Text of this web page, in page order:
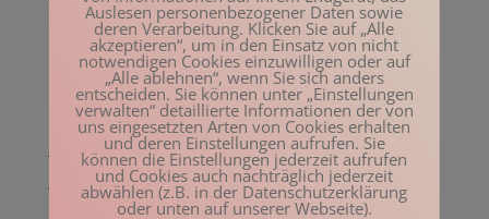
Dezember 2022
November 2022
Oktober 2022
August 2022
Juli 2022
Juni 2022
Auslesen personenbezogener Daten sowie
deren Verarbeitung. Klicken Sie auf „Alle
akzeptieren“, um in den Einsatz von nicht
notwendigen Cookies einzuwilligen oder auf
„Alle ablehnen“, wenn Sie sich anders
entscheiden. Sie können unter „Einstellungen
verwalten“ detaillierte Informationen der von
uns eingesetzten Arten von Cookies erhalten
und deren Einstellungen aufrufen. Sie
können die Einstellungen jederzeit aufrufen
und Cookies auch nachträglich jederzeit
abwählen (z.B. in der Datenschutzerklärung
oder unten auf unserer Webseite).